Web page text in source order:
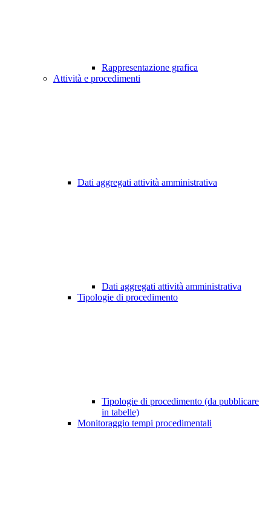
Rappresentazione grafica
Attività e procedimenti
Dati aggregati attività amministrativa
Dati aggregati attività amministrativa
Tipologie di procedimento
Tipologie di procedimento (da pubblicare
in tabelle)
Monitoraggio tempi procedimentali